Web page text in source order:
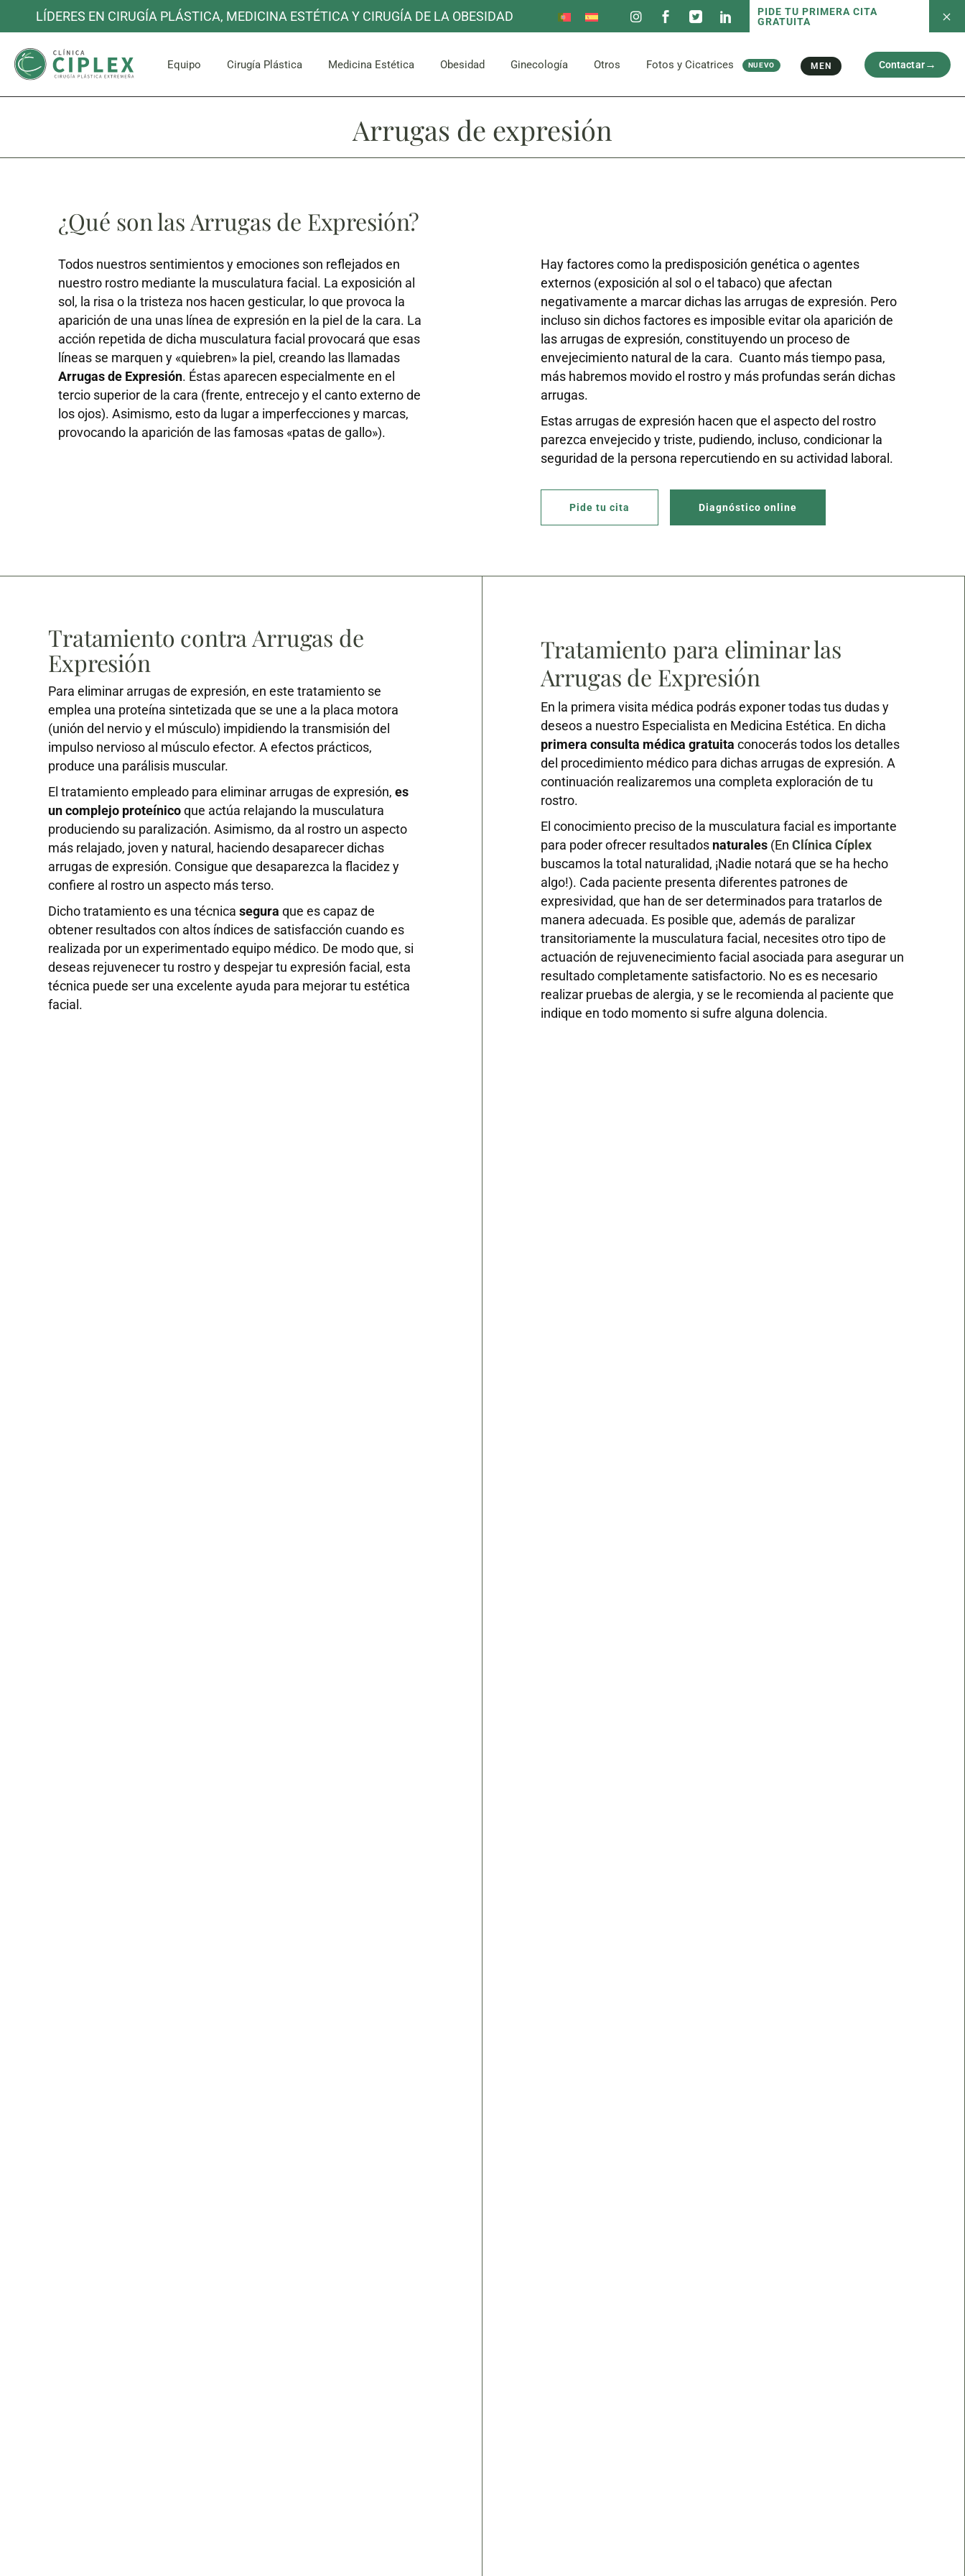
LÍDERES EN CIRUGÍA PLÁSTICA, MEDICINA ESTÉTICA Y CIRUGÍA DE LA OBESIDAD
PIDE TU PRIMERA CITA
GRATUITA
Equipo Cirugía Plástica
Mama
Brazos y Piernas
Medicina Estética
Corporal
Obesidad
Reducción de Estómago
Bypass Gástrico
Ginecología Otros Fotos y Cicatrices NUEVO MEN Contactar
Mama
Brazos y Piernas
Reducción de Estómago
Bypass Gástrico
Otros serviciosFotos antes/después
Arrugas de expresión
¿Qué son las Arrugas de Expresión?
Todos nuestros sentimientos y emociones son reflejados en
nuestro rostro mediante la musculatura facial. La exposición al
sol, la risa o la tristeza nos hacen gesticular, lo que provoca la
aparición de una unas línea de expresión en la piel de la cara. La
acción repetida de dicha musculatura facial provocará que esas
líneas se marquen y «quiebren» la piel, creando las llamadas
Arrugas de Expresión. Éstas aparecen especialmente en el
tercio superior de la cara (frente, entrecejo y el canto externo de
los ojos). Asimismo, esto da lugar a imperfecciones y marcas,
provocando la aparición de las famosas «patas de gallo»).
Hay factores como la predisposición genética o agentes
externos (exposición al sol o el tabaco) que afectan
negativamente a marcar dichas las arrugas de expresión. Pero
incluso sin dichos factores es imposible evitar ola aparición de
las arrugas de expresión, constituyendo un proceso de
envejecimiento natural de la cara. Cuanto más tiempo pasa,
más habremos movido el rostro y más profundas serán dichas
arrugas.
Estas arrugas de expresión hacen que el aspecto del rostro
parezca envejecido y triste, pudiendo, incluso, condicionar la
seguridad de la persona repercutiendo en su actividad laboral.
Pide tu cita Diagnóstico online
Tratamiento contra Arrugas de
Expresión
Para eliminar arrugas de expresión, en este tratamiento se
emplea una proteína sintetizada que se une a la placa motora
(unión del nervio y el músculo) impidiendo la transmisión del
impulso nervioso al músculo efector. A efectos prácticos,
produce una parálisis muscular.
El tratamiento empleado para eliminar arrugas de expresión,es
un complejo proteínicoque actúa relajando la musculatura
produciendo su paralización. Asimismo, da al rostro un aspecto
más relajado, joven y natural, haciendo desaparecer dichas
arrugas de expresión. Consigue que desaparezca la flacidez y
confiere al rostro un aspecto más terso.
Dicho tratamiento es una técnicasegura que es capaz de
obtener resultados con altos índices de satisfacción cuando es
realizada por un experimentado equipo médico. De modo que, si
deseas rejuvenecer tu rostro y despejar tu expresión facial, esta
técnica puede ser una excelente ayuda para mejorar tu estética
facial.
Tratamiento para eliminar las
Arrugas de Expresión
En la primera visita médica podrás exponer todas tus dudas y
deseos a nuestro Especialista en Medicina Estética. En dicha
primera consulta médica gratuita conocerás todos los detalles
del procedimiento médico para dichas arrugas de expresión. A
continuación realizaremos una completa exploración de tu
rostro.
El conocimiento preciso de la musculatura facial es importante
para poder ofrecer resultados naturales (En Clínica Cíplex
buscamos la total naturalidad, ¡Nadie notará que se ha hecho
algo!). Cada paciente presenta diferentes patrones de
expresividad, que han de ser determinados para tratarlos de
manera adecuada. Es posible que, además de paralizar
transitoriamente la musculatura facial, necesites otro tipo de
actuación de rejuvenecimiento facial asociada para asegurar un
resultado completamente satisfactorio. No es es necesario
realizar pruebas de alergia, y se le recomienda al paciente que
indique en todo momento si sufre alguna dolencia.